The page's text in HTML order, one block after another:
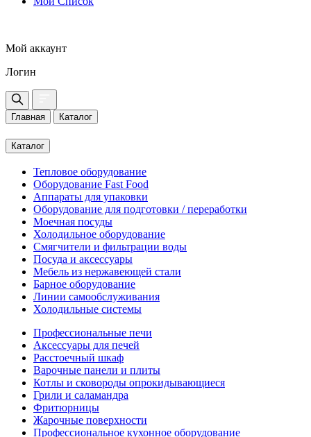
Мой аккаунт
Логин
Главная Каталог
Каталог
Тепловое оборудование
Оборудование Fast Food
Аппараты для упаковки
Оборудование для подготовки / переработки
Моечная посуды
Холодильное оборудование
Смягчители и фильтрации воды
Посуда и аксессуары
Мебель из нержавеющей стали
Барное оборудование
Линии самообслуживания
Холодильные системы
Профессиональные печи
Аксессуары для печей
Расстоечный шкаф
Варочные панели и плиты
Котлы и сковороды опрокидывающиеся
Грили и саламандра
Фритюрницы
Жарочные поверхности
Профессиональное кухонное оборудование